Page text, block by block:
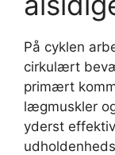
På cyklen
cirkulært
primært
lægmuskler
yderst